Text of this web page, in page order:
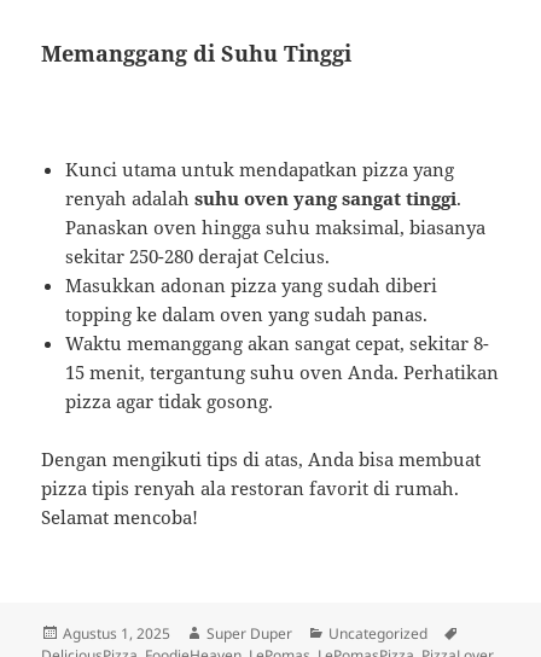
Memanggang di Suhu Tinggi
Kunci utama untuk mendapatkan pizza yang
renyah adalahsuhu oven yang sangat tinggi.
Panaskan oven hingga suhu maksimal, biasanya
sekitar 250-280 derajat Celcius.
Masukkan adonan pizza yang sudah diberi
topping ke dalam oven yang sudah panas.
Waktu memanggang akan sangat cepat, sekitar 8-
15 menit, tergantung suhu oven Anda. Perhatikan
pizza agar tidak gosong.
Dengan mengikuti tips di atas, Anda bisa membuat
pizza tipis renyah ala restoran favorit di rumah.
Selamat mencoba!
Diposkan
Agustus 1, 2025 Penulis
Super Duper Kategori
Uncategorized